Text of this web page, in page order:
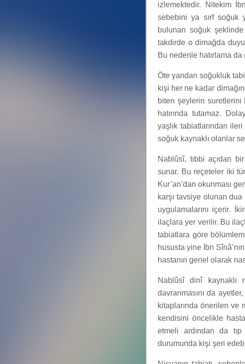
izlemektedir. Nitekim
sebebini ya sırf soğuk
bulunan soğuk
takdirde o dimağda
Bu nedenle hatırlama
Öte yandan soğukluk
kişi her ne kadar
biten şeylerin suretlerini
hatırında tutamaz.
yaşlık tabiatlarından
soğuk kaynaklı olanlar
Nablûsî, tıbbi açıdan
sunar. Bu reçeteler iki
Kur’an’dan okunması
karşı tavsiye olunan
uygulamalarını içerir.
ilaçlara yer verilir. Bu
tabiatlara göre
hususta yine İbn
hastanın genel olarak
Nablûsî dinî kaynaklı
davranmasını da
kitaplarında önerilen ve
kendisini öncelikle
etmeli ardından da tıp
durumunda kişi şeri